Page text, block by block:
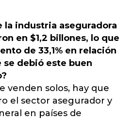
la industria aseguradora
en $1,2 billones, lo que
de 33,1% en relación
se debió este buen
venden solos, hay que
el sector asegurador y
en países de